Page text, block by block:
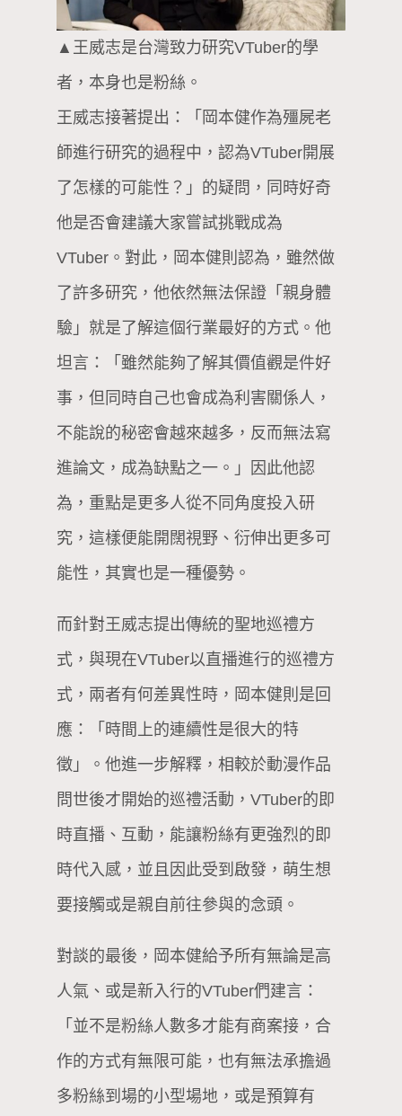
▲王威志是台灣致力研究VTuber的學
者，本身也是粉絲。
王威志接著提出：「岡本健作為殭屍老
師進行研究的過程中，認為VTuber開展
了怎樣的可能性？」的疑問，同時好奇
他是否會建議大家嘗試挑戰成為
VTuber。對此，岡本健則認為，雖然做
了許多研究，他依然無法保證「親身體
驗」就是了解這個行業最好的方式。他
坦言：「雖然能夠了解其價值觀是件好
事，但同時自己也會成為利害關係人，
不能說的秘密會越來越多，反而無法寫
進論文，成為缺點之一。」因此他認
為，重點是更多人從不同角度投入研
究，這樣便能開闊視野、衍伸出更多可
能性，其實也是一種優勢。
而針對王威志提出傳統的聖地巡禮方
式，與現在VTuber以直播進行的巡禮方
式，兩者有何差異性時，岡本健則是回
應：「時間上的連續性是很大的特
徵」。他進一步解釋，相較於動漫作品
問世後才開始的巡禮活動，VTuber的即
時直播、互動，能讓粉絲有更強烈的即
時代入感，並且因此受到啟發，萌生想
要接觸或是親自前往參與的念頭。
對談的最後，岡本健給予所有無論是高
人氣、或是新入行的VTuber們建言：
「並不是粉絲人數多才能有商案接，合
作的方式有無限可能，也有無法承擔過
多粉絲到場的小型場地，或是預算有